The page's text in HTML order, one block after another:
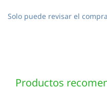
Solo puede revisar el
Productos